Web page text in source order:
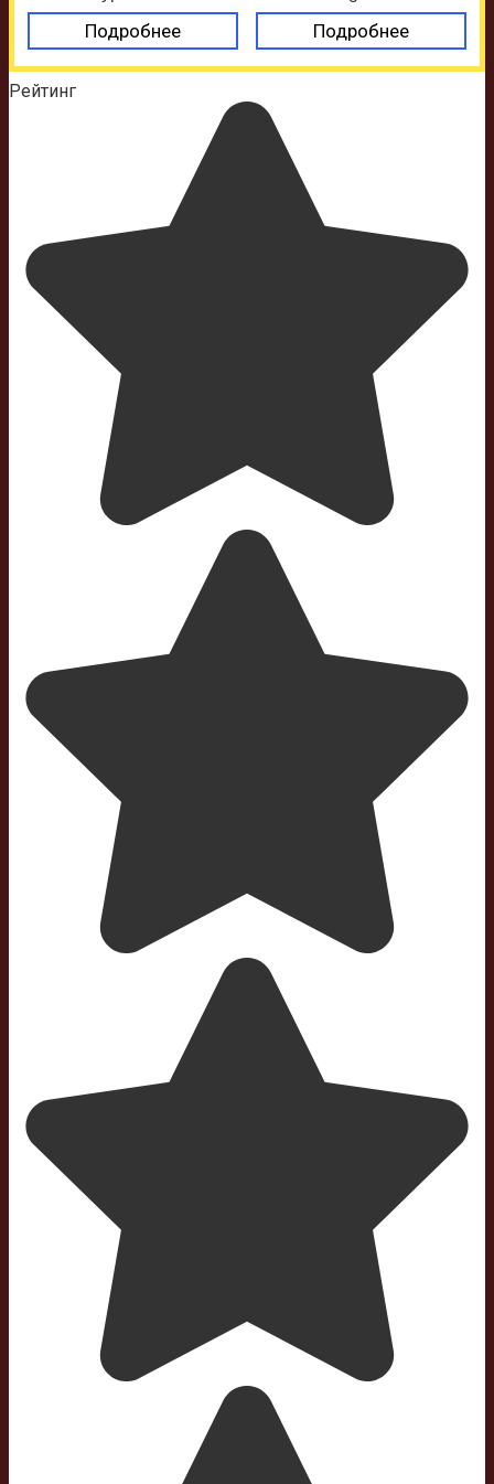
Подробнее Подробнее
Рейтинг